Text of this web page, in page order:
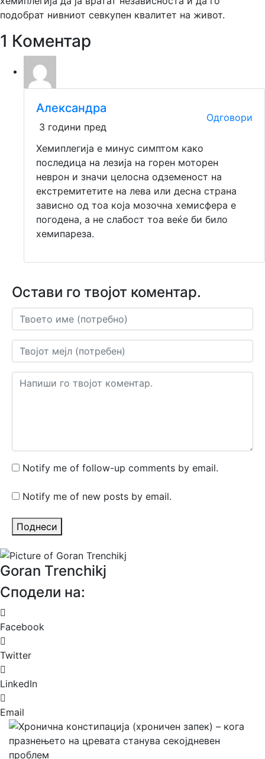
подобрат нивниот севкупен квалитет на живот.
1 Коментар
Александра
3 години пред
Одговори
Хемиплегија е минус симптом како
последица на лезија на горен моторен
неврон и значи целосна одземеност на
екстремитетите на лева или десна страна
зависно од тоа која мозочна хемисфера е
погодена, а не слабост тоа веќе би било
хемипареза.
Остави го твојот коментар.
Notify me of follow-up comments by email.
Notify me of new posts by email.
Поднеси
Goran Trenchikj
Сподели на:
Facebook
Twitter
LinkedIn
Email